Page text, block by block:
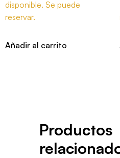
disponible. Se puede
reservar.
Añadir al carrito
Productos